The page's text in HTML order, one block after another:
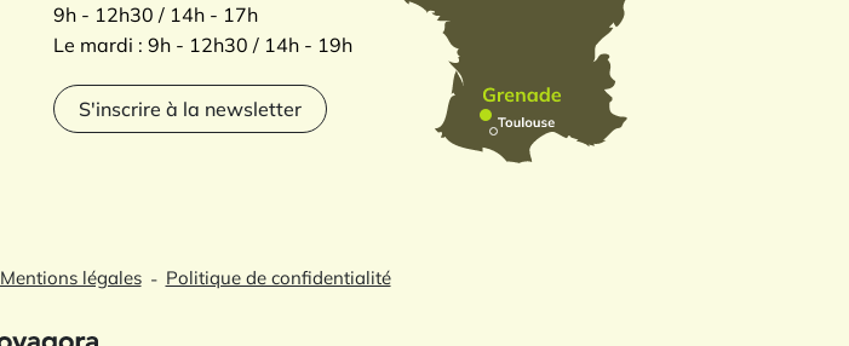
9h - 12h30 / 14h - 17h
Le mardi : 9h - 12h30 / 14h - 19h
S'inscrire à la newsletter
Mentions légales Politique de confidentialité